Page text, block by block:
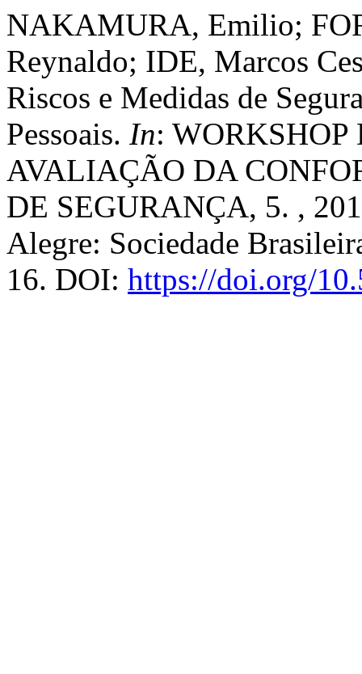
NAKAMURA, Emilio;
Reynaldo; IDE, Marcos
Riscos e Medidas de
Pessoais. In:
AVALIAÇÃO DA
DE SEGURANÇA, 5. ,
Alegre: Sociedade
16. DOI: https://doi.org/